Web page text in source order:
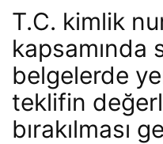
T.C. kimlik
kapsamında
belgelerde
teklifin
bırakılması